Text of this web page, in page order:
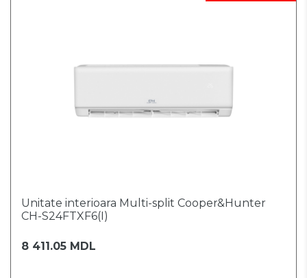
Unitate interioara Multi-split Cooper&Hunter
CH-S24FTXF6(I)
8 411.05 MDL